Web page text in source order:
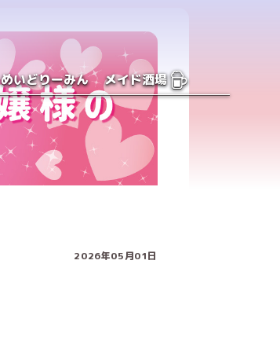
めいどりーみん メイド酒場
2026年05月01日